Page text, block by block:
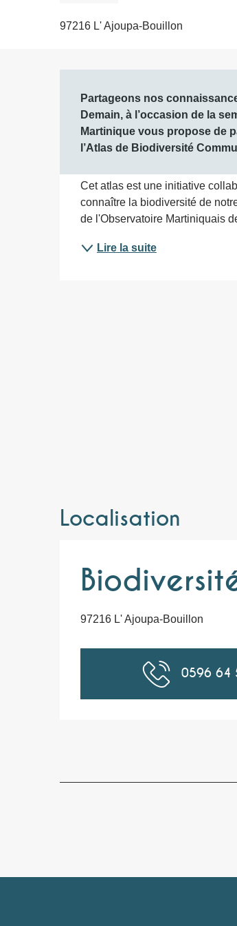
97216 L' Ajoupa-Bouillon
Description
Partageons nos
Demain, à l’occasion de la
Martinique vous propose de
l’Atlas de Biodiversité
Cet atlas est une initiative
connaître la biodiversité de
de l'Observatoire Martiniquais
Lire la suite
Localisation
97216 L' Ajoupa-Bouillon
0596 64